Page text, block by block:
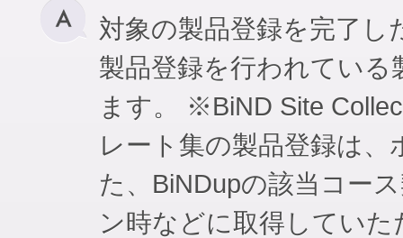
対象の製品登録を完了
製品登録を行われてい
ます。 ※BiND Site
レート集の製品登録は
た、BiNDupの該当コー
ン時などに取得してい